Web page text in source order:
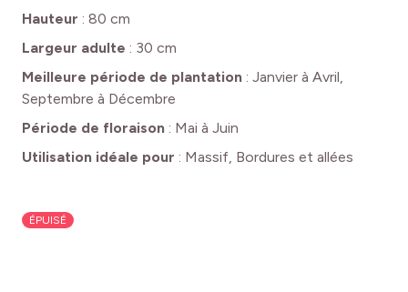
Hauteur : 80 cm
Largeur adulte : 30 cm
Meilleure période de plantation : Janvier à Avril,
Septembre à Décembre
Période de floraison : Mai à Juin
Utilisation idéale pour : Massif, Bordures et allées
ÉPUISÉ